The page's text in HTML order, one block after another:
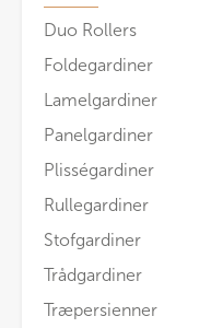
Duo Rollers
Foldegardiner
Lamelgardiner
Panelgardiner
Plisségardiner
Rullegardiner
Stofgardiner
Trådgardiner
Træpersienner